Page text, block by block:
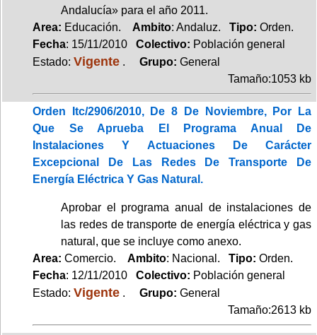
Andalucía» para el año 2011.
Area: Educación. Ambito: Andaluz. Tipo: Orden.
Fecha: 15/11/2010 Colectivo: Población general
Estado: Vigente . Grupo: General
Tamaño:1053 kb
Orden Itc/2906/2010, De 8 De Noviembre, Por La
Que Se Aprueba El Programa Anual De
Instalaciones Y Actuaciones De Carácter
Excepcional De Las Redes De Transporte De
Energía Eléctrica Y Gas Natural.
Aprobar el programa anual de instalaciones de
las redes de transporte de energía eléctrica y gas
natural, que se incluye como anexo.
Area: Comercio. Ambito: Nacional. Tipo: Orden.
Fecha: 12/11/2010 Colectivo: Población general
Estado: Vigente . Grupo: General
Tamaño:2613 kb